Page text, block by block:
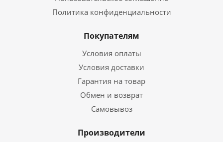
Политика конфиденциальности
Покупателям
Условия оплаты
Условия доставки
Гарантия на товар
Обмен и возврат
Самовывоз
Производители